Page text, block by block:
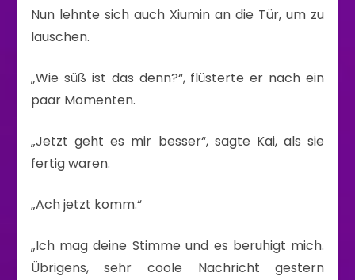
Nun lehnte sich auch Xiumin an die Tür, um zu
lauschen.
„Wie süß ist das denn?“, flüsterte er nach ein
paar Momenten.
„Jetzt geht es mir besser“, sagte Kai, als sie
fertig waren.
„Ach jetzt komm.“
„Ich mag deine Stimme und es beruhigt mich.
Übrigens, sehr coole Nachricht gestern